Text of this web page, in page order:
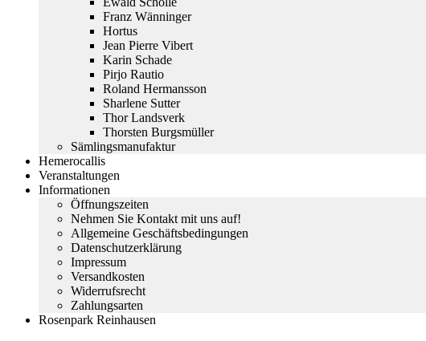
Franz Wänninger
Hortus
Jean Pierre Vibert
Karin Schade
Pirjo Rautio
Roland Hermansson
Sharlene Sutter
Thor Landsverk
Thorsten Burgsmüller
Sämlingsmanufaktur
Hemerocallis
Veranstaltungen
Informationen
Öffnungszeiten
Nehmen Sie Kontakt mit uns auf!
Allgemeine Geschäftsbedingungen
Datenschutzerklärung
Impressum
Versandkosten
Widerrufsrecht
Zahlungsarten
Rosenpark Reinhausen